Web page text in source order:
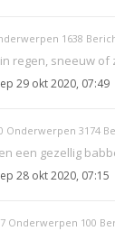
1638
regen, sneeuw of
29 okt 2020, 07:49
Onderwerpen 3174
een gezellig
28 okt 2020, 07:15
7 Onderwerpen 100